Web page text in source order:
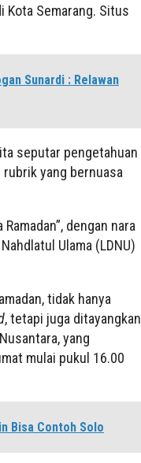
Kota Semarang. Situs
Sunardi : Relawan
seputar pengetahuan
rubrik yang bernuasa
dengan nara
Ulama (LDNU)
tidak hanya
, tetapi juga ditayangkan
yang
mulai pukul 16.00
Bisa Contoh Solo